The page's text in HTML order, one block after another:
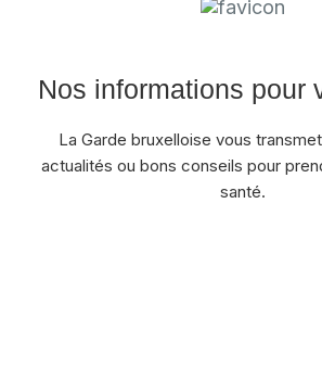
Nos informations pour
La Garde bruxelloise vous
actualités ou bons conseils pour
santé.